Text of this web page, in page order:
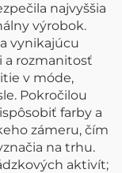
najvyššia
výrobok.
vynikajúcu
a rozmanitosť
v móde,
Pokročilou
farby a
zámeru, čím
na trhu.
aktivít;